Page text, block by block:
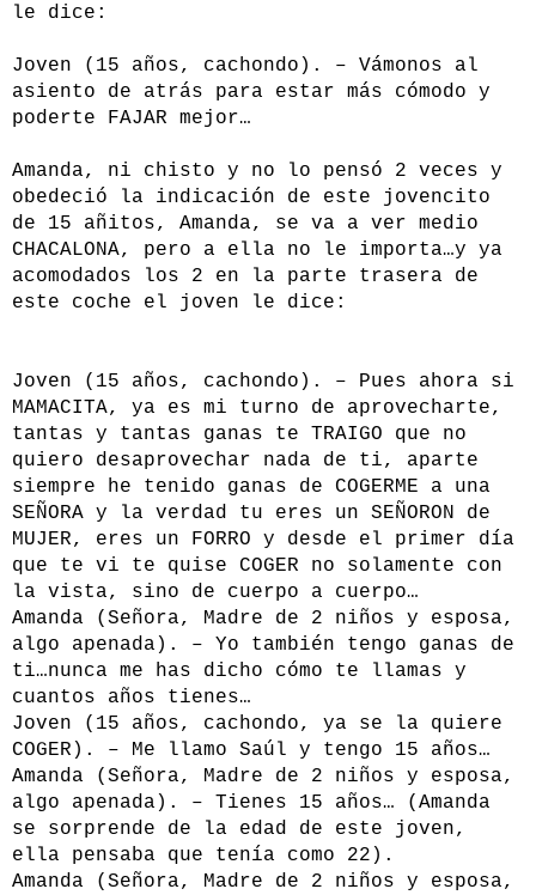
le dice:
Joven (15 años, cachondo). – Vámonos al
asiento de atrás para estar más cómodo y
poderte FAJAR mejor…
Amanda, ni chisto y no lo pensó 2 veces y
obedeció la indicación de este jovencito
de 15 añitos, Amanda, se va a ver medio
CHACALONA, pero a ella no le importa…y ya
acomodados los 2 en la parte trasera de
este coche el joven le dice:
Joven (15 años, cachondo). – Pues ahora si
MAMACITA, ya es mi turno de aprovecharte,
tantas y tantas ganas te TRAIGO que no
quiero desaprovechar nada de ti, aparte
siempre he tenido ganas de COGERME a una
SEÑORA y la verdad tu eres un SEÑORON de
MUJER, eres un FORRO y desde el primer día
que te vi te quise COGER no solamente con
la vista, sino de cuerpo a cuerpo…
Amanda (Señora, Madre de 2 niños y esposa,
algo apenada). – Yo también tengo ganas de
ti…nunca me has dicho cómo te llamas y
cuantos años tienes…
Joven (15 años, cachondo, ya se la quiere
COGER). – Me llamo Saúl y tengo 15 años…
Amanda (Señora, Madre de 2 niños y esposa,
algo apenada). – Tienes 15 años… (Amanda
se sorprende de la edad de este joven,
ella pensaba que tenía como 22).
Amanda (Señora, Madre de 2 niños y esposa,